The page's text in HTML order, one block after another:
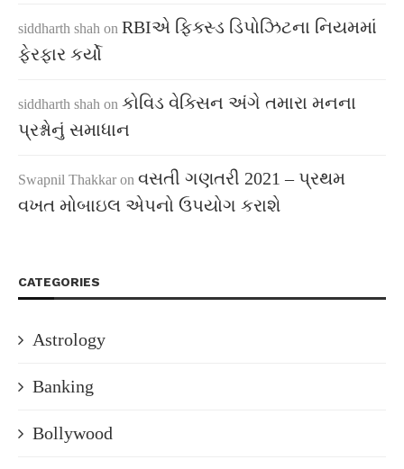
siddharth shah on RBIએ ફિક્સ્ડ ડિપોઝિટના નિયમમાં
ફેરફાર કર્યો
siddharth shah on કોવિડ વેક્સિન અંગે તમારા મનના
પ્રશ્નોનું સમાધાન
Swapnil Thakkar on વસતી ગણતરી 2021 – પ્રથમ
વખત મોબાઇલ એપનો ઉપયોગ કરાશે
CATEGORIES
Astrology
Banking
Bollywood